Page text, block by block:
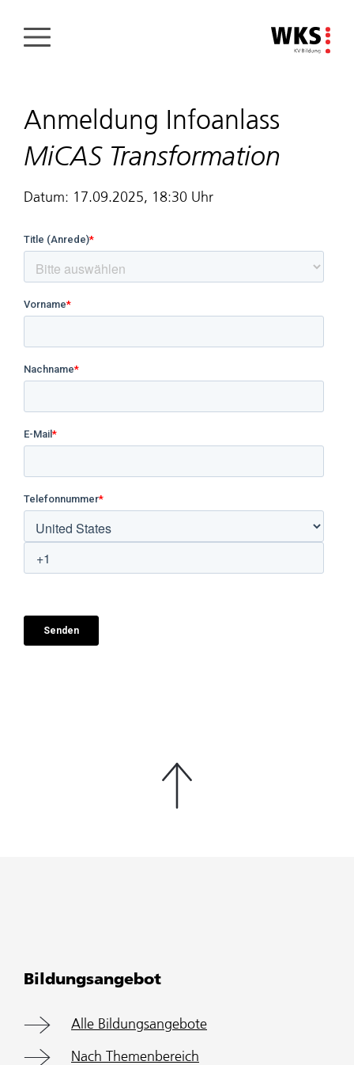
Anmeldung Infoanlass
MiCAS Transformation
Datum: 17.09.2025, 18:30 Uhr
Bildungsangebot
Alle Bildungsangebote
Nach Themenbereich